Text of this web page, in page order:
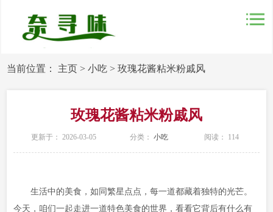
当前位置： 主页 >小吃 >玫瑰花酱粘米粉戚风
玫瑰花酱粘米粉戚风
更新于： 2026-03-05 分类： 小吃 阅读： 114
生活中的美食，如同繁星点点，每一道都藏着独特的光芒。
今天，咱们一起走进一道特色美食的世界，看看它背后有什么有